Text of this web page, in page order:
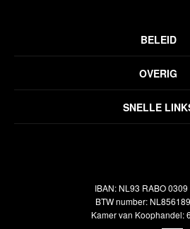
SNELLE
OVERIG
Inspiratie
Veelgestelde vragen
BELEID
Disclaimer
Verzendbeleid
IBAN: NL93 RABO
BTW number:
Kamer van Koophandel: